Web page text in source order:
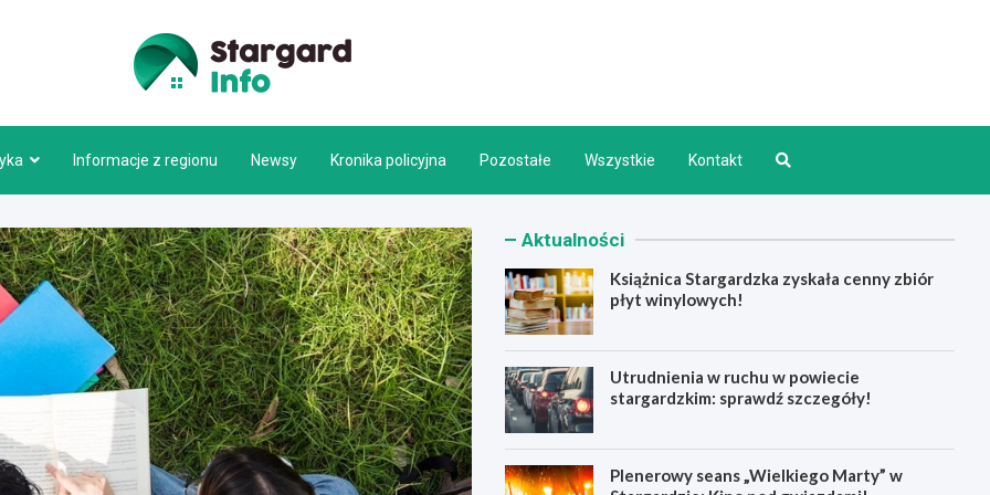
Informacje z regionu Newsy Kronika policyjna Pozostałe Wszystkie Kontakt
Aktualności
Książnica Stargardzka zyskała cenny zbiór
płyt winylowych!
Utrudnienia w ruchu w powiecie
stargardzkim: sprawdź szczegóły!
Plenerowy seans „Wielkiego Marty” w